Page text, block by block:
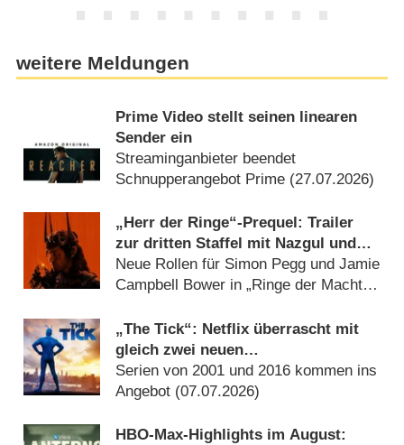
weitere Meldungen
Prime Video stellt seinen linearen
Sender ein
Streaminganbieter beendet
Schnupperangebot Prime (27.07.2026)
„Herr der Ringe“-Prequel: Trailer
zur dritten Staffel mit Nazgul und
Galadriel-Romanze
Neue Rollen für Simon Pegg und Jamie
Campbell Bower in „Ringe der Macht“
„The Tick“: Netflix überrascht mit
gleich zwei neuen
Superheldencomedys
Serien von 2001 und 2016 kommen ins
Angebot (07.07.2026)
HBO-Max-Highlights im August: